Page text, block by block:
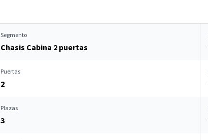
Segmento
Chasis Cabina 2 puertas
Puertas
2
Plazas
3